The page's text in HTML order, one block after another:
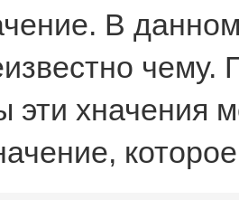
В
эти хначения